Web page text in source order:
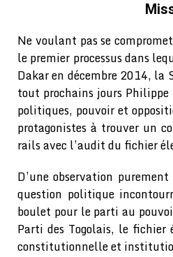
Ne voulant pas se
le premier processus dans
Dakar en décembre 2014, la
tout prochains jours Philippe
politiques, pouvoir et
protagonistes à trouver un
rails avec l’audit du fichier
D’une observation
question politique
boulet pour le parti au
Parti des Togolais, le fichier
constitutionnelle et